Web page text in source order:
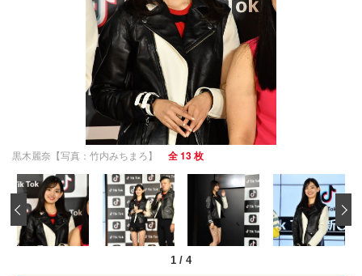
黒木麗奈【写真：竹内みちまろ】 全 13 枚
1 / 4
‹